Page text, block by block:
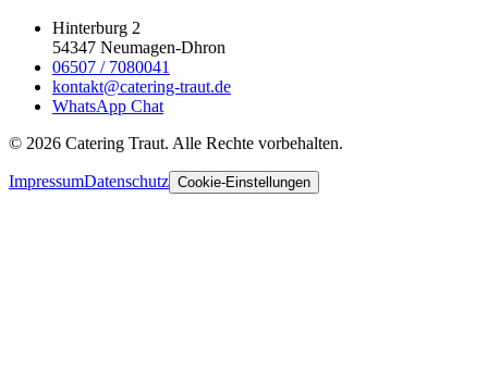
Hinterburg 2
54347 Neumagen-Dhron
06507 / 7080041
kontakt@catering-traut.de
WhatsApp Chat
© 2026 Catering Traut. Alle Rechte vorbehalten.
ImpressumDatenschutz Cookie-Einstellungen